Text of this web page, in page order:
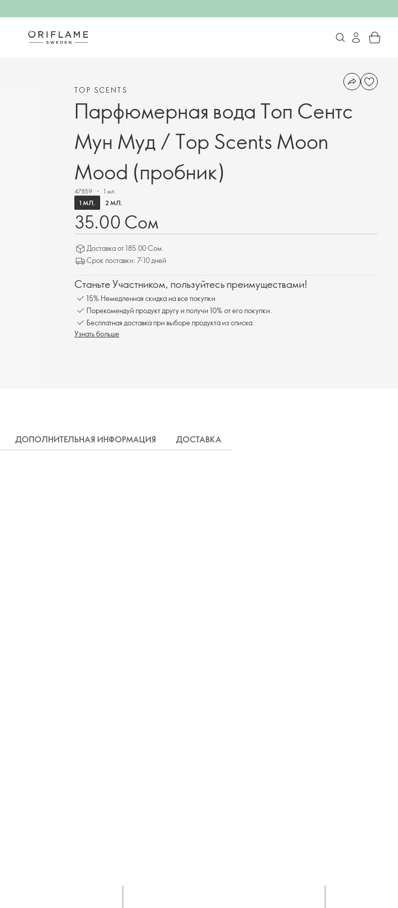
TOP SCENTS
Парфюмерная вода Топ Сентс
Мун Муд / Top Scents Moon
Mood (пробник)
47859
1 мл.
1 МЛ.
2 МЛ.
35.00 Сом
Доставка от 185.00 Сом.
Срок поставки: 7-10 дней
Станьте Участником, пользуйтесь преимуществами!
15% Немедленная скидка на все покупки
Порекомендуй продукт другу и получи 10% от его покупки.
Бесплатная доставка при выборе продукта из списка.
Узнать больше
ДОПОЛНИТЕЛЬНАЯ ИНФОРМАЦИЯ ДОСТАВКА